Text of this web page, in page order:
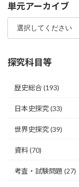
単元アーカイブ
探究科目等
歴史総合(193)
日本史探究(33)
世界史探究(39)
資料(70)
考査・試験問題 (27)